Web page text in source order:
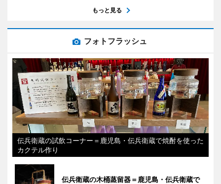
もっと見る
フォトフラッシュ
伝兵衛蔵の試飲コーナー＝鹿児島・伝兵衛蔵で焼酎を使った
カクテル作り
伝兵衛蔵の木桶蒸留器＝鹿児島・伝兵衛蔵で